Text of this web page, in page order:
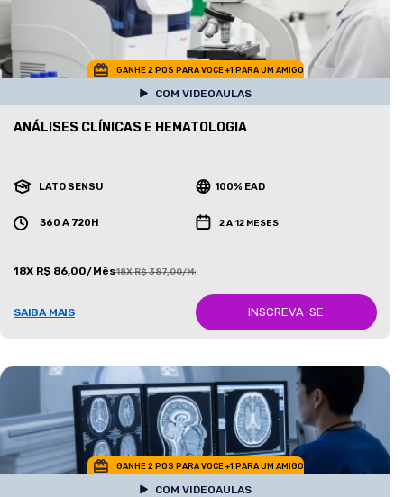
GANHE 2 POS PARA VOCE +1 PARA UM AMIGO
COM VIDEOAULAS
ANÁLISES CLÍNICAS E HEMATOLOGIA
LATO SENSU 100% EAD
360 A 720H 2 A 12 MESES
18X R$ 86,00/Mês18X R$ 387,00/Mês
SAIBA MAIS INSCREVA-SE
GANHE 2 POS PARA VOCE +1 PARA UM AMIGO
COM VIDEOAULAS